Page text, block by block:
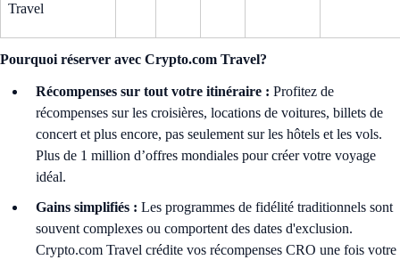
Travel
Pourquoi réserver avec Crypto.com Travel?
Récompenses sur tout votre itinéraire : Profitez de
récompenses sur les croisières, locations de voitures, billets de
concert et plus encore, pas seulement sur les hôtels et les vols.
Plus de 1 million d’offres mondiales pour créer votre voyage
idéal.
Gains simplifiés : Les programmes de fidélité traditionnels sont
souvent complexes ou comportent des dates d'exclusion.
Crypto.com Travel crédite vos récompenses CRO une fois votre